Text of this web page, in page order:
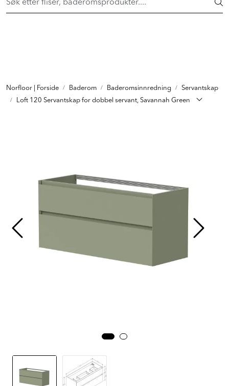
Skip to main contentFlisheller fra 149,- pr. stk! Shop her >
Norfloor | Forside Baderom Baderomsinnredning
Servantskap
Loft 120 Servantskap for dobbel servant, Savannah Green
INTERIØR
Butikker
Logg inn